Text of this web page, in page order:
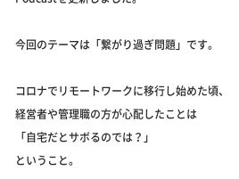
今回のテーマは「繋がり過ぎ問題」です。
コロナでリモートワークに移行し始めた頃、
経営者や管理職の方が心配したことは
「自宅だとサボるのでは？」
ということ。